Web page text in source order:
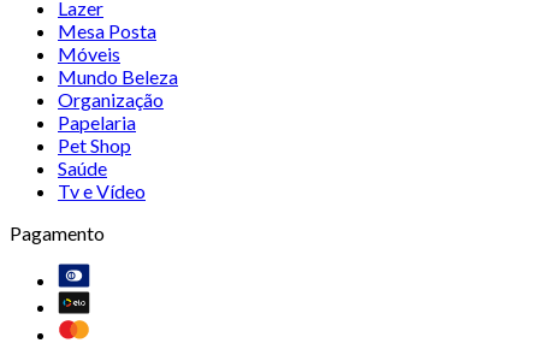
Lazer
Mesa Posta
Móveis
Mundo Beleza
Organização
Papelaria
Pet Shop
Saúde
Tv e Vídeo
Pagamento